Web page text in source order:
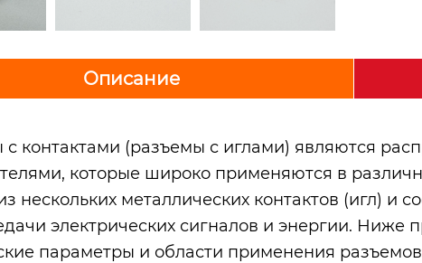
Описание
с контактами (разъемы с иглами) являются
которые широко применяются в
нескольких металлических контактов (игл) и
электрических сигналов и энергии. Ниже
параметры и области применения